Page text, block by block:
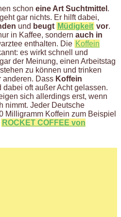
schon eine Art Suchtmittel .
gar nichts. Er hilft dabei,
und beugt Müdigkeit vor.
in Kaffee, sondern auch in
enthalten. Die Koffein
es wirkt schnell und
der Meinung, einen Arbeitstag
zu können und trinken
anderen. Dass Koffein
dabei oft außer Acht gelassen.
sich allerdings erst, wenn
nimmt. Jeder Deutsche
Milligramm Koffein zum Beispiel
ROCKET COFFEE von